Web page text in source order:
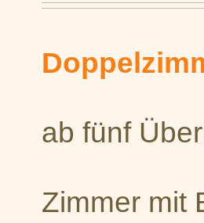
ab fünf
Zimmer